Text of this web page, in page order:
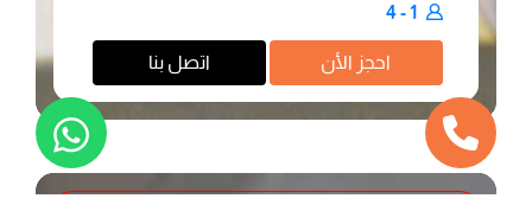
1 - 4
احجز اﻷن اتصل بنا